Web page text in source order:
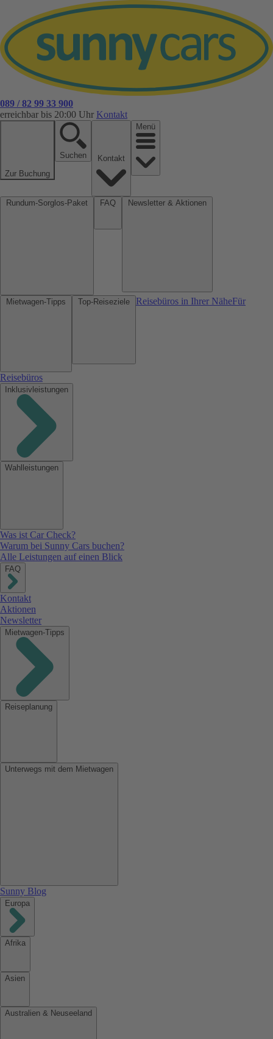
089 / 82 99 33 900
erreichbar bis 20:00 Uhr Kontakt
Zur Buchung
Suchen
Menü
Reisebüros in Ihrer NäheFür
Reisebüros
Inklusivleistungen
Wahlleistungen
Was ist Car Check?
Warum bei Sunny Cars buchen?
Alle Leistungen auf einen Blick
FAQ
Kontakt
Aktionen
Newsletter
Mietwagen-Tipps
Reiseplanung
Unterwegs mit dem Mietwagen
Sunny Blog
Europa
Afrika
Asien
Australien & Neuseeland